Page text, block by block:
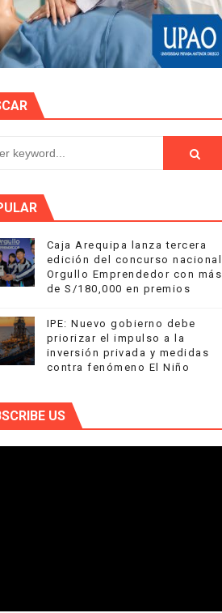
Caja Arequipa lanza tercera
edición del concurso nacional
Orgullo Emprendedor con más
de S/180,000 en premios
IPE: Nuevo gobierno debe
priorizar el impulso a la
inversión privada y medidas
contra fenómeno El Niño
US